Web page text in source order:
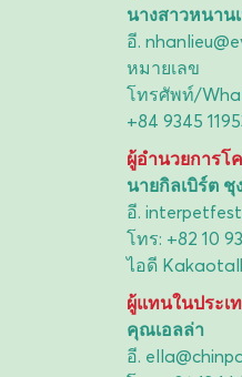
นางสาวหนาน
อี.
หมายเลข
โทรศัพท์/
+84 9345
ผู้อำนวยการโ
นายกิลเบิร์ต ชุ
อี.
โทร: +82 10
ไอดี
ผู้แทนในประเ
คุณเอลล่า
อี.